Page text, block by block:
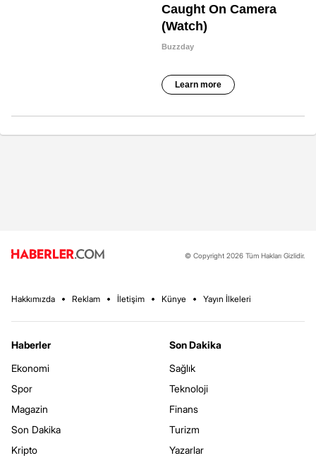
© Copyright 2026 Tüm Hakları Gizlidir.
Hakkımızda Reklam İletişim Künye Yayın İlkeleri
Haberler
Ekonomi
Spor
Magazin
Son Dakika
Kripto
Son Dakika
Sağlık
Teknoloji
Finans
Turizm
Yazarlar